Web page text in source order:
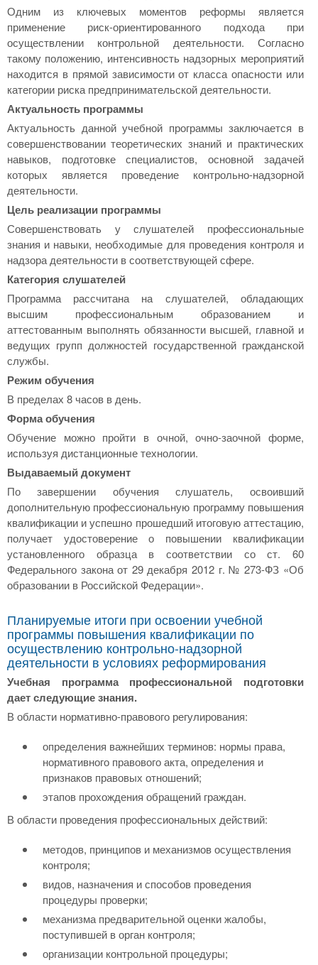
Одним из ключевых моментов реформы является
применение риск-ориентированного подхода при
осуществлении контрольной деятельности. Согласно
такому положению, интенсивность надзорных мероприятий
находится в прямой зависимости от класса опасности или
категории риска предпринимательской деятельности.
Актуальность программы
Актуальность данной учебной программы заключается в
совершенствовании теоретических знаний и практических
навыков, подготовке специалистов, основной задачей
которых является проведение контрольно-надзорной
деятельности.
Цель реализации программы
Совершенствовать у слушателей профессиональные
знания и навыки, необходимые для проведения контроля и
надзора деятельности в соответствующей сфере.
Категория слушателей
Программа рассчитана на слушателей, обладающих
высшим профессиональным образованием и
аттестованным выполнять обязанности высшей, главной и
ведущих групп должностей государственной гражданской
службы.
Режим обучения
В пределах 8 часов в день.
Форма обучения
Обучение можно пройти в очной, очно-заочной форме,
используя дистанционные технологии.
Выдаваемый документ
По завершении обучения слушатель, освоивший
дополнительную профессиональную программу повышения
квалификации и успешно прошедший итоговую аттестацию,
получает удостоверение о повышении квалификации
установленного образца в соответствии со ст. 60
Федерального закона от 29 декабря 2012 г. № 273-ФЗ «Об
образовании в Российской Федерации».
Планируемые итоги при освоении учебной
программы повышения квалификации по
осуществлению контрольно-надзорной
деятельности в условиях реформирования
Учебная программа профессиональной подготовки
дает следующие знания.
В области нормативно-правового регулирования:
определения важнейших терминов: нормы права,
нормативного правового акта, определения и
признаков правовых отношений;
этапов прохождения обращений граждан.
В области проведения профессиональных действий:
методов, принципов и механизмов осуществления
контроля;
видов, назначения и способов проведения
процедуры проверки;
механизма предварительной оценки жалобы,
поступившей в орган контроля;
организации контрольной процедуры;